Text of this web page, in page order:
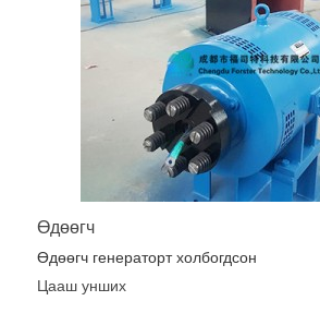
Өдөөгч
Өдөөгч генераторт холбогдсон
Цааш унших